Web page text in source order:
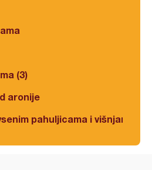
(3)
aronije
pahuljicama i višnjama